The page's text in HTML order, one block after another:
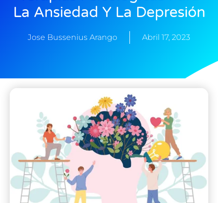
La Ansiedad Y La Depresión
Jose Bussenius Arango Abril 17, 2023